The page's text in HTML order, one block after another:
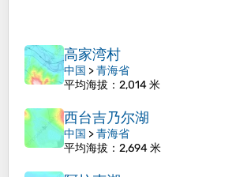
高家湾村
中国 >青海省
平均海拔 ：2,014 米
西台吉乃尔湖
中国 >青海省
平均海拔 ：2,694 米